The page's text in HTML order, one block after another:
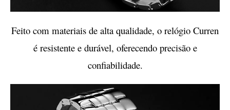
Feito com materiais de alta qualidade, o relógio Curren
é resistente e durável, oferecendo precisão e
confiabilidade.